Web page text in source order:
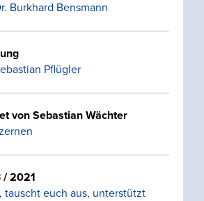
Burkhard Bensmann
Pflügler
von Sebastian Wächter
/ 2021
tauscht euch aus, unterstützt